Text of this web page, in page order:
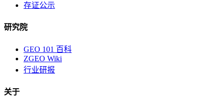
存证公示
研究院
GEO 101 百科
ZGEO Wiki
行业研报
关于